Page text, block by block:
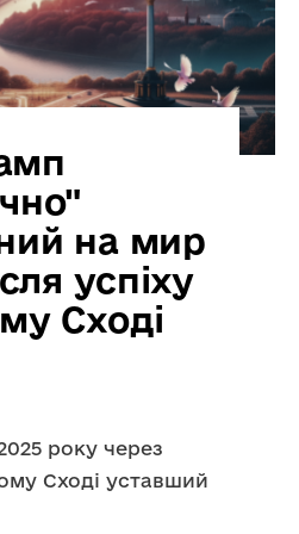
на мир
успіху
Сході
року через
Сході уставший